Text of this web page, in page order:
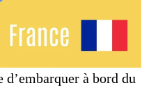
à bord du